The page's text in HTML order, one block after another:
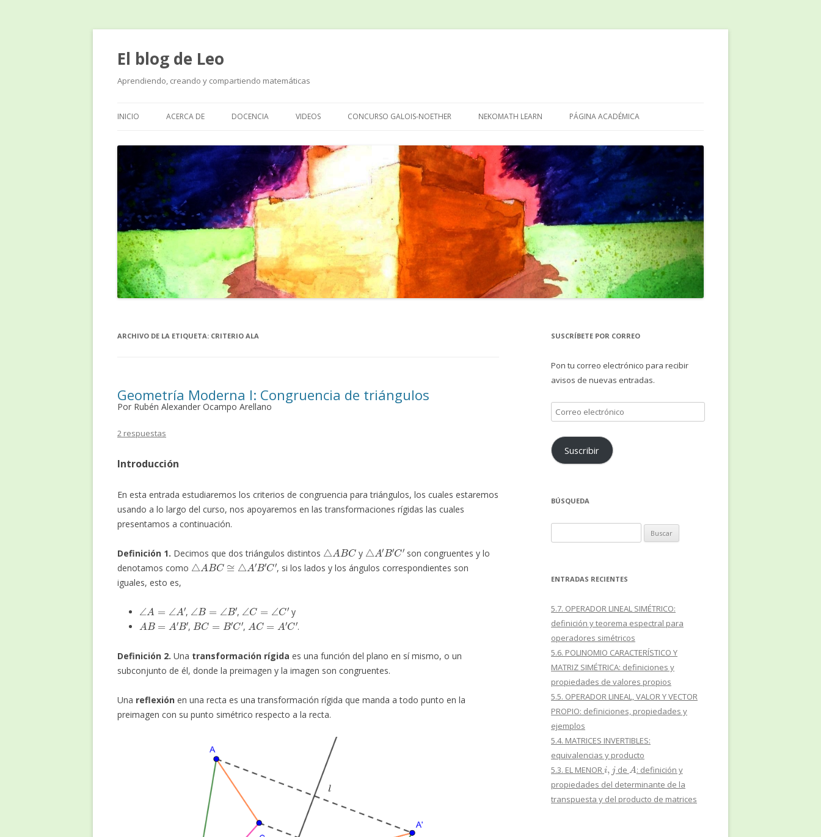
El blog de Leo
Aprendiendo, creando y compartiendo matemáticas
al
INICIO ACERCA DE DOCENCIA VIDEOS CONCURSO GALOIS-NOETHER NEKOMATH LEARN PÁGINA ACADÉMICA
ARCHIVO DE LA ETIQUETA: CRITERIO ALA
Geometría Moderna I: Congruencia de triángulos
Por Rubén Alexander Ocampo Arellano
2 respuestas
Introducción
En esta entrada estudiaremos los criterios de congruencia para triángulos, los cuales estaremos
usando a lo largo del curso, nos apoyaremos en las transformaciones rígidas las cuales
presentamos a continuación.
Definición 1. Decimos que dos triángulos distintos
△ ABC
y
△ A′B′C′
son congruentes y lo
denotamos como
△ABC≅ △A′ B′C′
, si los lados y los ángulos correspondientes son
iguales, esto es,
∠ A A
,
∠B B′
,
∠ C= C′
y
AB= B′
,
BC= ′C′
,
AC= A′C′
.
Definición 2. Una transformación rígida es una función del plano en sí mismo, o un
subconjunto de él, donde la preimagen y la imagen son congruentes.
Una reflexión en una recta es una transformación rígida que manda a todo punto en la
preimagen con su punto simétrico respecto a la recta.
SUSCRÍBETE POR CORREO
Pon tu correo electrónico para recibir
avisos de nuevas entradas.
Correo
electrónico
Suscribir
BÚSQUEDA
ENTRADAS RECIENTES
5.7. OPERADOR LINEAL SIMÉTRICO:
definición y teorema espectral para
operadores simétricos
5.6. POLINOMIO CARACTERÍSTICO Y
MATRIZ SIMÉTRICA: definiciones y
propiedades de valores propios
5.5. OPERADOR LINEAL, VALOR Y VECTOR
PROPIO: definiciones, propiedades y
ejemplos
5.4. MATRICES INVERTIBLES:
equivalencias y producto
5.3. EL MENOR i,j de A: definición y
propiedades del determinante de la
transpuesta y del producto de matrices